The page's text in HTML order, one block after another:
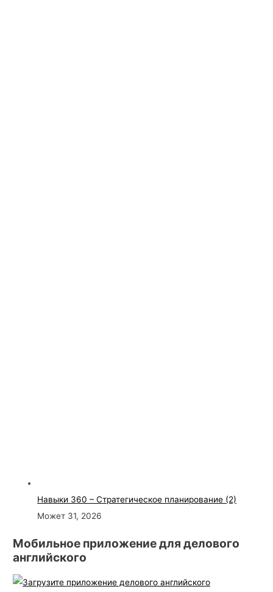
Навыки 360 – Стратегическое планирование (2)
Может 31, 2026
Мобильное приложение для делового
английского